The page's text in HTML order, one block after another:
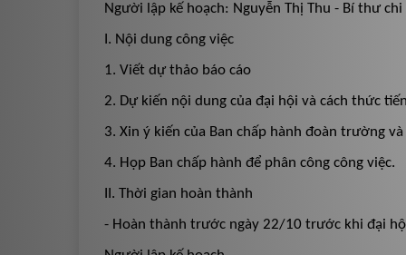
Người lập kế hoạch: Nguyễn Thị Thu - Bí thư chi
I. Nội dung công việc
1. Viết dự thảo báo cáo
2. Dự kiến nội dung của đại hội và cách thức
3. Xin ý kiến của Ban chấp hành đoàn trường
4. Họp Ban chấp hành để phân công công việc.
II. Thời gian hoàn thành
- Hoàn thành trước ngày 22/10 trước khi đại